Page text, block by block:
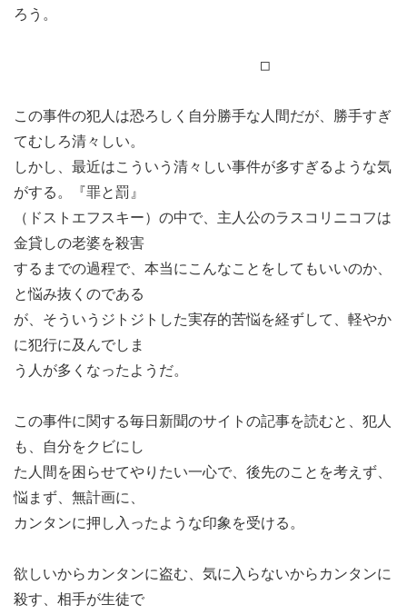
ろう。
□
この事件の犯人は恐ろしく自分勝手な人間だが、勝手すぎ
てむしろ清々しい。
しかし、最近はこういう清々しい事件が多すぎるような気
がする。『罪と罰』
（ドストエフスキー）の中で、主人公のラスコリニコフは
金貸しの老婆を殺害
するまでの過程で、本当にこんなことをしてもいいのか、
と悩み抜くのである
が、そういうジトジトした実存的苦悩を経ずして、軽やか
に犯行に及んでしま
う人が多くなったようだ。
この事件に関する毎日新聞のサイトの記事を読むと、犯人
も、自分をクビにし
た人間を困らせてやりたい一心で、後先のことを考えず、
悩まず、無計画に、
カンタンに押し入ったような印象を受ける。
欲しいからカンタンに盗む、気に入らないからカンタンに
殺す、相手が生徒で